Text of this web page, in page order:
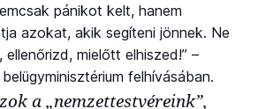
pánikot kelt, hanem
azokat, akik segíteni jönnek. Ne
ellenőrizd, mielőtt elhiszed!” –
felhívásában.
a „nemzettestvéreink”,